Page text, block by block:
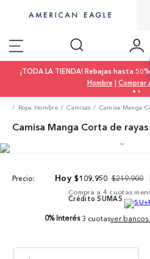
¡TODA LA TIENDA! Rebajas hasta
Hombre | Comprar
Ropa Hombre Camisas Camisa Manga
Camisa Manga Corta de
Precio: $109. 950 $219.900
Compra a 4 cuotas
Crédito SUMAS
0% Interés 3 cuotasver bancos.